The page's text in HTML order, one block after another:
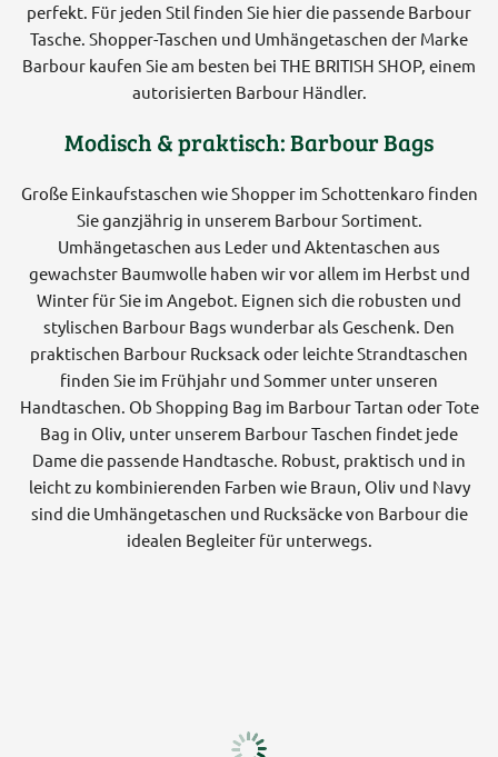
perfekt. Für jeden Stil finden Sie hier die passende Barbour
Tasche. Shopper-Taschen und Umhängetaschen der Marke
Barbour kaufen Sie am besten bei THE BRITISH SHOP, einem
autorisierten Barbour Händler.
Modisch & praktisch: Barbour Bags
Große Einkaufstaschen wie Shopper im Schottenkaro finden
Sie ganzjährig in unserem Barbour Sortiment.
Umhängetaschen aus Leder und Aktentaschen aus
gewachster Baumwolle haben wir vor allem im Herbst und
Winter für Sie im Angebot. Eignen sich die robusten und
stylischen Barbour Bags wunderbar als Geschenk. Den
praktischen Barbour Rucksack oder leichte Strandtaschen
finden Sie im Frühjahr und Sommer unter unseren
Handtaschen. Ob Shopping Bag im Barbour Tartan oder Tote
Bag in Oliv, unter unserem Barbour Taschen findet jede
Dame die passende Handtasche. Robust, praktisch und in
leicht zu kombinierenden Farben wie Braun, Oliv und Navy
sind die Umhängetaschen und Rucksäcke von Barbour die
idealen Begleiter für unterwegs.